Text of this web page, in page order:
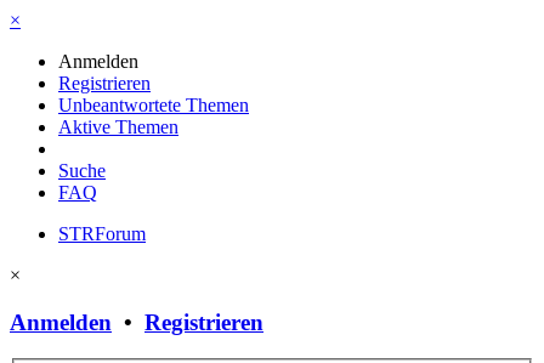
×
Anmelden
Registrieren
Unbeantwortete Themen
Aktive Themen
Suche
FAQ
STRForum
×
Anmelden • Registrieren